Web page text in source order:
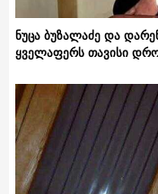
ნუცა ბუზალაძე და
ყველაფერს თავისი დრო